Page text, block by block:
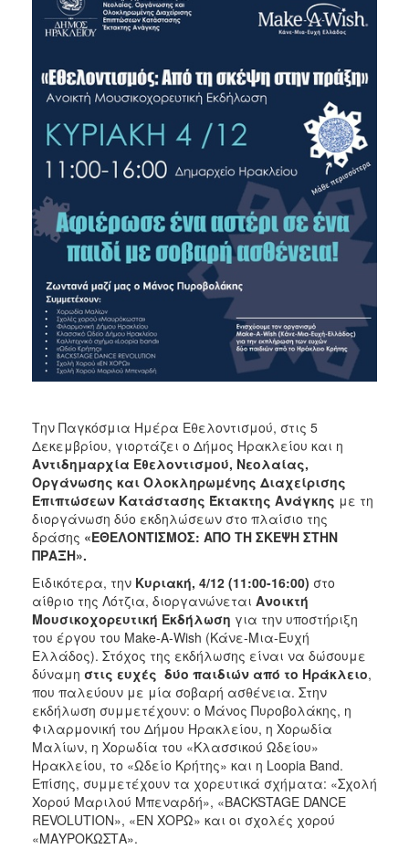
2012
2010
2006
ΤΟΠΟΣ
ΑΝΘΕΚΤΙΚΗ
Την Παγκόσμια Ημέρα Εθελοντισμού, στις 5
Δεκεμβρίου, γιορτάζει ο Δήμος Ηρακλείου και η
Αντιδημαρχία Εθελοντισμού, Νεολαίας,
Οργάνωσης και Ολοκληρωμένης Διαχείρισης
Επιπτώσεων Κατάστασης Έκτακτης Ανάγκης με τη
διοργάνωση δύο εκδηλώσεων στο πλαίσιο της
δράσης «ΕΘΕΛΟΝΤΙΣΜΟΣ: ΑΠΟ ΤΗ ΣΚΕΨΗ ΣΤΗΝ
ΠΡΑΞΗ».
Ειδικότερα, την Κυριακή, 4/12 (11:00-16:00) στο
αίθριο της Λότζια, διοργανώνεται Ανοικτή
Μουσικοχορευτική Εκδήλωση για την υποστήριξη
του έργου του Make-A-Wish (Κάνε-Mια-Eυχή
Ελλάδος). Στόχος της εκδήλωσης είναι να δώσουμε
δύναμη στις ευχές δύο παιδιών από το Ηράκλειο,
που παλεύουν με μία σοβαρή ασθένεια. Στην
εκδήλωση συμμετέχουν: ο Μάνος Πυροβολάκης, η
Φιλαρμονική του Δήμου Ηρακλείου, η Χορωδία
Μαλίων, η Χορωδία του «Κλασσικού Ωδείου»
Ηρακλείου, το «Ωδείο Κρήτης» και η Loopia Band.
Επίσης, συμμετέχουν τα χορευτικά σχήματα: «Σχολή
Χορού Μαριλού Μπεναρδή», «BACKSTAGE DANCE
REVOLUTION», «ΕΝ ΧΟΡΩ» και οι σχολές χορού
«ΜΑΥΡΟΚΩΣΤΑ».